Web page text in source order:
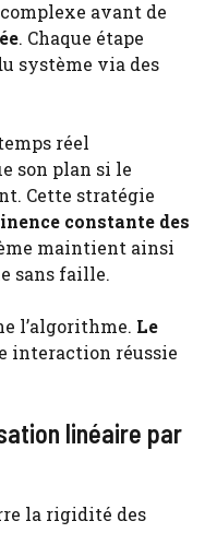
avant de
. Chaque étape
système via des
réel
son plan si le
Cette stratégie
constante des
maintient ainsi
sans faille.
l’algorithme. Le
interaction réussie
linéaire par
la rigidité des